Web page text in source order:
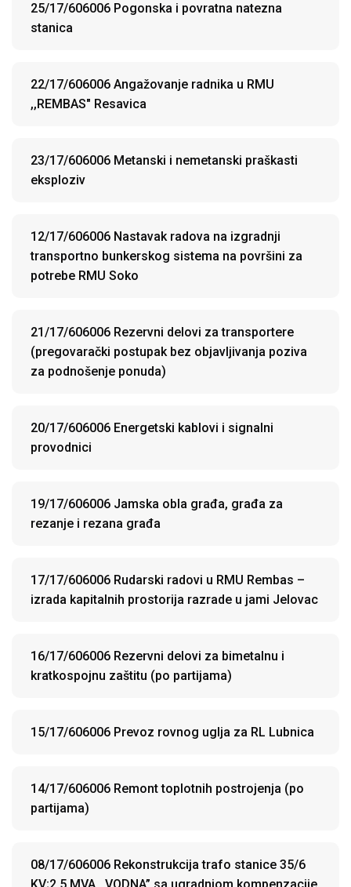
25/17/606006 Pogonska i povratna natezna
stanica
22/17/606006 Angažovanje radnika u RMU
,,REMBAS" Resavica
23/17/606006 Metanski i nemetanski praškasti
eksploziv
12/17/606006 Nastavak radova na izgradnji
transportno bunkerskog sistema na površini za
potrebe RMU Soko
21/17/606006 Rezervni delovi za transportere
(pregovarački postupak bez objavljivanja poziva
za podnošenje ponuda)
20/17/606006 Energetski kablovi i signalni
provodnici
19/17/606006 Jamska obla građa, građa za
rezanje i rezana građa
17/17/606006 Rudarski radovi u RMU Rembas –
izrada kapitalnih prostorija razrade u jami Jelovac
16/17/606006 Rezervni delovi za bimetalnu i
kratkospojnu zaštitu (po partijama)
15/17/606006 Prevoz rovnog uglja za RL Lubnica
14/17/606006 Remont toplotnih postrojenja (po
partijama)
08/17/606006 Rekonstrukcija trafo stanice 35/6